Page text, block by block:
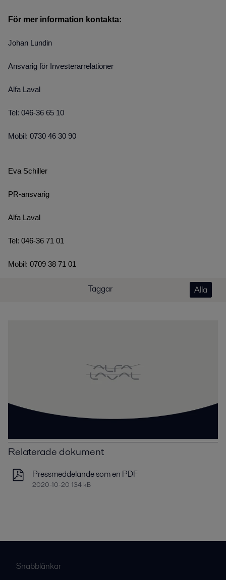
För mer information kontakta:
Johan Lundin
Ansvarig för Investerarrelationer
Alfa Laval
Tel: 046-36 65 10
Mobil: 0730 46 30 90
Eva Schiller
PR-ansvarig
Alfa Laval
Tel: 046-36 71 01
Mobil: 0709 38 71 01
Taggar Alla
Relaterade dokument
Pressmeddelande som en PDF
2020-10-20 134 kB
Snabblänkar